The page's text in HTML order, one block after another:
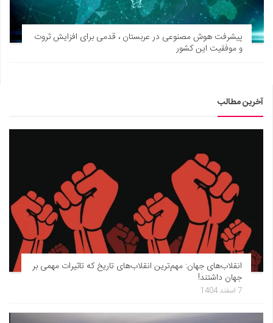
پیشرفت هوش مصنوعی در عربستان ، قدمی برای افزایش ثروت
و موفقیت این کشور
آخرین مطالب
انقلاب‌های جهان: مهم‌ترین انقلاب‌های تاریخ که تاثیرات مهمی بر
جهان داشتند!
7 اسفند 1404